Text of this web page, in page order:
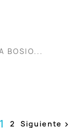
BOSIO...
1 2 Siguiente 